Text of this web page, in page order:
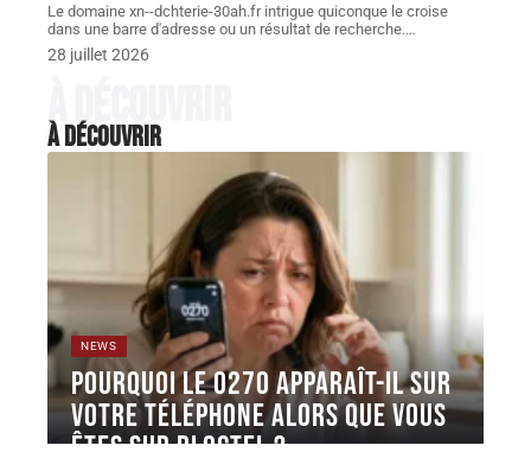
Le domaine xn--dchterie-30ah.fr intrigue quiconque le croise
dans une barre d'adresse ou un résultat de recherche.…
28 juillet 2026
À découvrir
À découvrir
NEWS
Pourquoi le 0270 apparaît-il sur
votre téléphone alors que vous